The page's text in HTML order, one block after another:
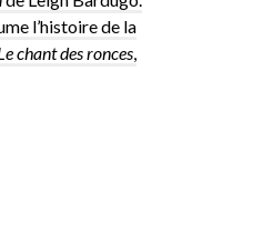
l’histoire de la
chant des ronces